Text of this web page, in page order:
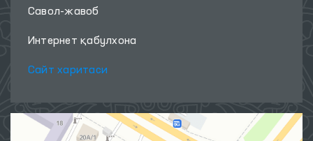
Савол-жавоб
Интернет қабулхона
Сайт харитаси